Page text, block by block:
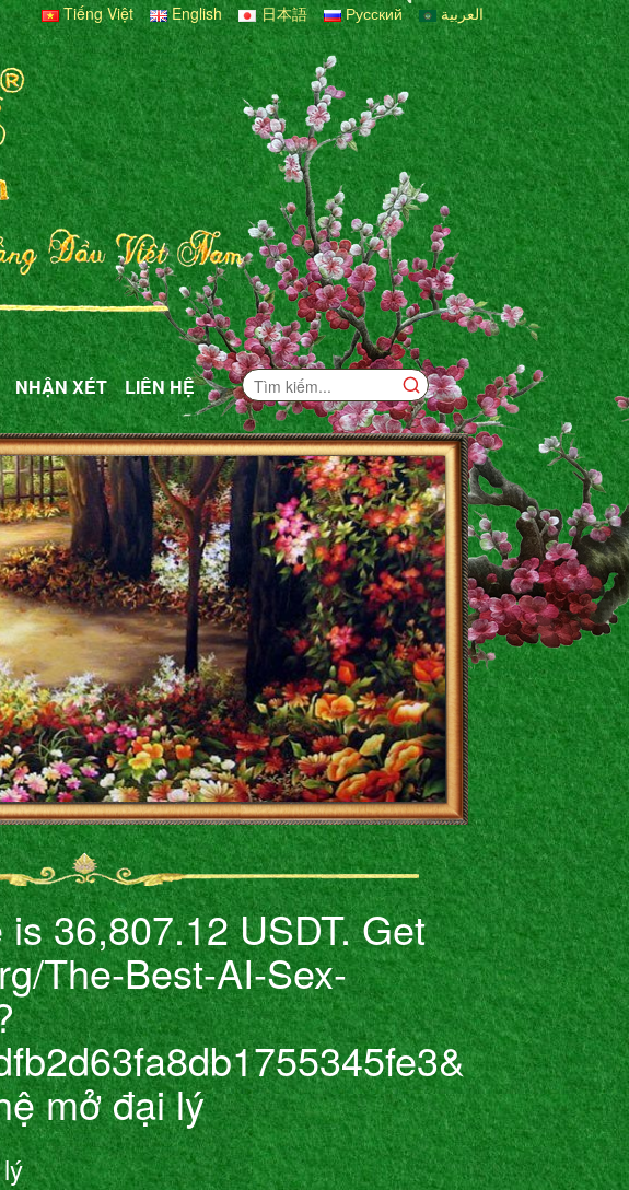
Tiếng Việt English 日本語 Русский العربية
NHẬN XÉT LIÊN HỆ
36,807.12 USDT. Get
The-Best-AI-Sex-
mở đại lý